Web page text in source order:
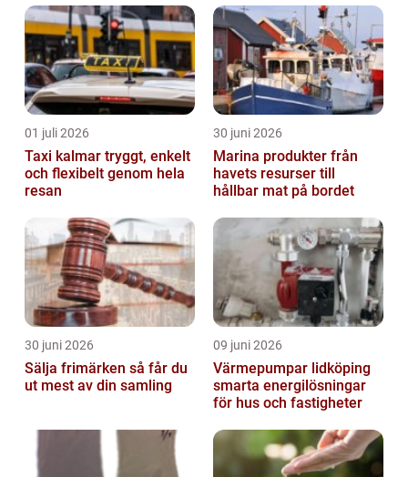
01 juli 2026
Taxi kalmar tryggt, enkelt
och flexibelt genom hela
resan
30 juni 2026
Marina produkter från
havets resurser till
hållbar mat på bordet
30 juni 2026
Sälja frimärken så får du
ut mest av din samling
09 juni 2026
Värmepumpar lidköping
smarta energilösningar
för hus och fastigheter